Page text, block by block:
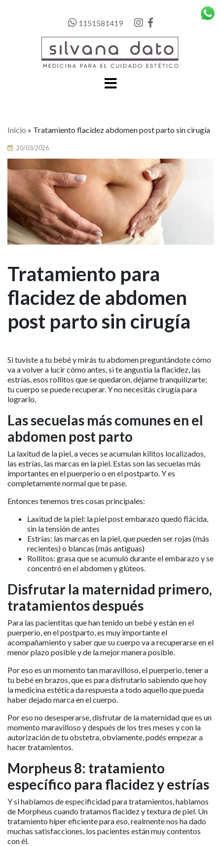
1151581419
Inicio » Tratamiento flacidez abdomen post parto sin cirugía
20/03/2026
Tratamiento para
flacidez de abdomen
post parto sin cirugía
Si tuviste a tu bebé y mirás tu abdomen preguntándote cómo
va a volver a lucir cómo antes, si te angustia la flacidez, las
estrías, esos rollitos que se quedaron, déjame tranquilizarte:
tu cuerpo se puede recuperar. Y no necesitás cirugía para
lograrlo.
Las secuelas más comunes en el
abdomen post parto
La laxitud de la piel, a veces se acumulan kilitos localizados,
las estrías, las marcas en la piel. Estas son las secuelas más
importantes en el puerperio o en el postparto. Y es
completamente normal que te pase.
Entonces tenemos tres cosas principales:
Laxitud de la piel: la piel post embarazo quedó flácida,
sin la tensión de antes
Estrías: las marcas en la piel, que pueden ser rojas (más
recientes) o blancas (más antiguas)
Rollitos: grasa que se acumuló durante el embarazo y se
concentró en el abdomen y glúteos.
Disfrutar la maternidad primero,
tratamientos después
Para las pacientitas que han tenido un bebé y están en el
puerperio, en el postparto, es muy importante el
acompañamiento y saber que su cuerpo va a recuperarse en el
menor plazo posible y de la mejor manera posible.
Por eso es un momento tan maravilloso, el puerperio, tener a
tu bebé en brazos, que es para disfrutarlo sabiendo que hoy
la medicina estética da respuesta a todo aquello que pueda
haber dejado marca en el cuerpo.
Por eso no desesperarse, disfrutar de la maternidad que es un
momento maravilloso y después de los tres meses y con la
autorización de tu obstetra, obviamente, podés empezar a
hacer tratamientos.
Morpheus 8: tratamiento
específico para flacidez y estrías
Y si hablamos de especificidad para tratamientos, hablamos
de Morpheus cuando tratamos flacidez y textura de piel. Un
tratamiento híper eficiente para eso, realmente nos ha dado
muchas satisfacciones, los pacientes están muy contentos
con él.